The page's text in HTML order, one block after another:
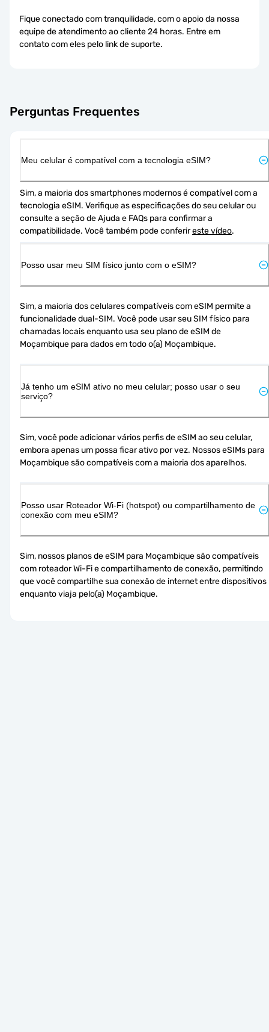
Fique conectado com tranquilidade, com o apoio da nossa
equipe de atendimento ao cliente 24 horas. Entre em
contato com eles pelo link de suporte.
Perguntas Frequentes
Meu celular é compatível com a tecnologia eSIM?
Sim, a maioria dos smartphones modernos é compatível com a
tecnologia eSIM. Verifique as especificações do seu celular ou
consulte a seção de Ajuda e FAQs para confirmar a
compatibilidade. Você também pode conferir este vídeo.
Posso usar meu SIM físico junto com o eSIM?
Sim, a maioria dos celulares compatíveis com eSIM permite a
funcionalidade dual-SIM. Você pode usar seu SIM físico para
chamadas locais enquanto usa seu plano de eSIM de
Moçambique para dados em todo o(a) Moçambique.
Já tenho um eSIM ativo no meu celular; posso usar o seu
serviço?
Sim, você pode adicionar vários perfis de eSIM ao seu celular,
embora apenas um possa ficar ativo por vez. Nossos eSIMs para
Moçambique são compatíveis com a maioria dos aparelhos.
Posso usar Roteador Wi-Fi (hotspot) ou compartilhamento de
conexão com meu eSIM?
Sim, nossos planos de eSIM para Moçambique são compatíveis
com roteador Wi-Fi e compartilhamento de conexão, permitindo
que você compartilhe sua conexão de internet entre dispositivos
enquanto viaja pelo(a) Moçambique.